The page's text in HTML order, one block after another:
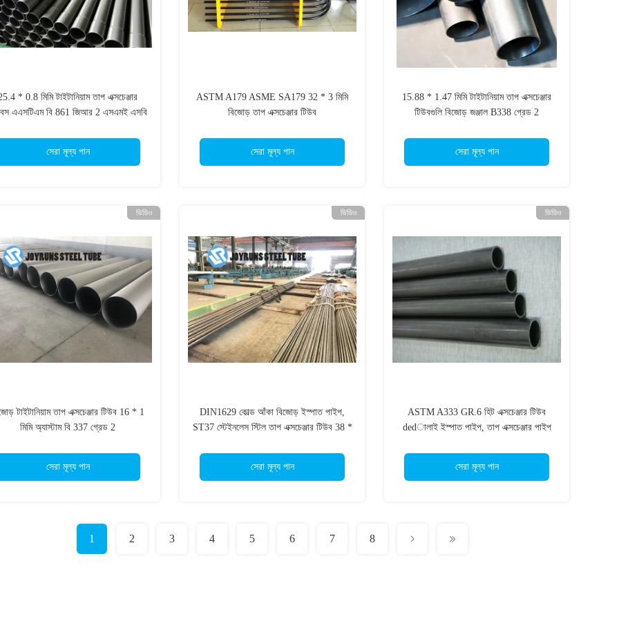
* 0.8 মিমি টাইটানিয়াম তাপ এক্সচেঞ্জার
এএসটিএম বি 861 জিআর 2 এসএমই এসবি
সেরা মূল্য পান
ASTM A179 ASME SA179 32 * 3 মিমি
বিজোড় তাপ এক্সচেঞ্জার টিউব
সেরা মূল্য পান
15.88 * 1.47 মিমি টাইটানিয়াম তাপ এক্সচেঞ্জার
টিউবগুলি বিজোড় জঞ্জাল B338 গ্রেড 2
সেরা মূল্য পান
ভিডিও
টাইটানিয়াম তাপ এক্সচেঞ্জার টিউব 16 * 1
মিমি অ্যাস্টাম বি 337 গ্রেড 2
সেরা মূল্য পান
ভিডিও
DIN1629 কোল্ড আঁকা বিজোড় ইস্পাত পাইপ,
ST37 স্টেইনলেস স্টিল তাপ এক্সচেঞ্জার টিউব 38 *
সেরা মূল্য পান
ভিডিও
ASTM A333 GR.6 হিট এক্সচেঞ্জার টিউব
dedালাই ইস্পাত পাইপ, তাপ এক্সচেঞ্জার পাইপ
সেরা মূল্য পান
1 2 3 4 5 6 7 8